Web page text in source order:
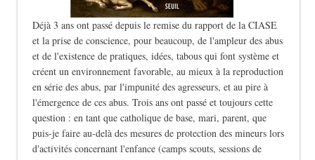
Déjà 3 ans ont passé depuis le remise du rapport de la CIASE
et la prise de conscience, pour beaucoup, de l'ampleur des abus
et de l'existence de pratiques, idées, tabous qui font système et
créent un environnement favorable, au mieux à la reproduction
en série des abus, par l'impunité des agresseurs, et au pire à
l'émergence de ces abus. Trois ans ont passé et toujours cette
question : en tant que catholique de base, mari, parent, que
puis-je faire au-delà des mesures de protection des mineurs lors
d'activités concernant l'enfance (camps scouts, sessions de